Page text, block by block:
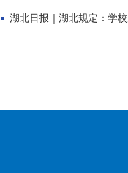
湖北日报｜湖北规定：学